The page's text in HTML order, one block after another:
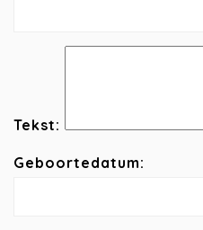
Tekst:
Geboortedatum: